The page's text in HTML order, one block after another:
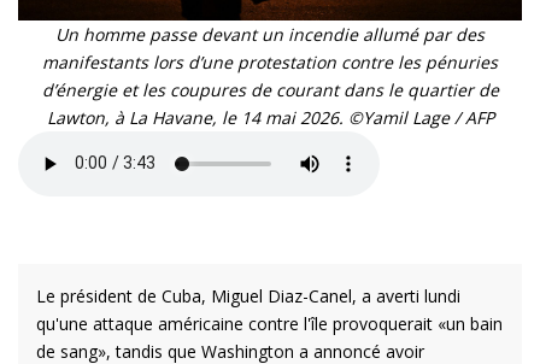
Un homme passe devant un incendie allumé par des
manifestants lors d’une protestation contre les pénuries
d’énergie et les coupures de courant dans le quartier de
Lawton, à La Havane, le 14 mai 2026. ©Yamil Lage / AFP
Le président de Cuba, Miguel Diaz-Canel, a averti lundi
qu'une attaque américaine contre l'île provoquerait «un bain
de sang», tandis que Washington a annoncé avoir